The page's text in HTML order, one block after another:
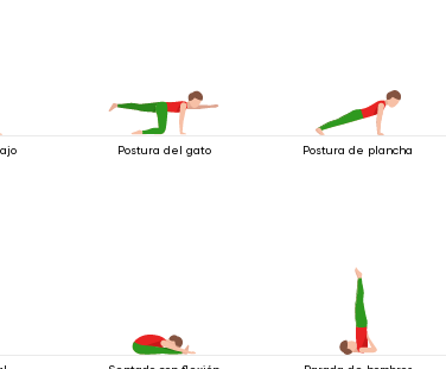
Postura del gato Postura de plancha